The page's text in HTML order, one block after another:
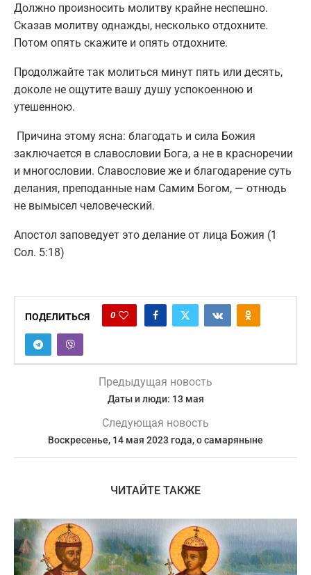
Должно произносить молитву крайне неспешно.
Сказав молитву однажды, несколько отдохните.
Потом опять скажите и опять отдохните.
Продолжайте так молиться минут пять или десять,
доколе не ощутите вашу душу успокоенною и
утешенною.
Причина этому ясна: благодать и сила Божия
заключается в славословии Бога, а не в красноречии
и многословии. Славословие же и благодарение суть
делания, преподанные нам Самим Богом, — отнюдь
не вымысел человеческий.
Апостол заповедует это делание от лица Божия (1
Сол. 5:18)
ПОДЕЛИТЬСЯ 0
Предыдущая новость
Даты и люди: 13 мая
Следующая новость
Воскресенье, 14 мая 2023 года, о самаряныне
ЧИТАЙТЕ ТАКЖЕ